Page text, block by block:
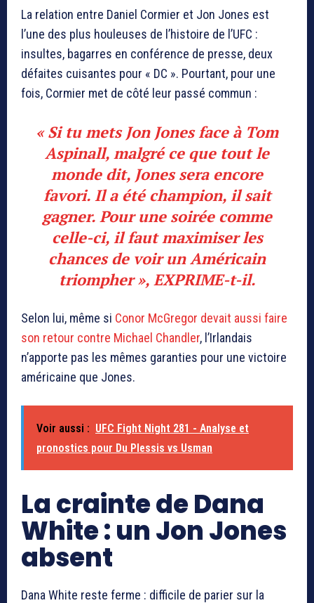
La relation entre Daniel Cormier et Jon Jones est
l’une des plus houleuses de l’histoire de l’UFC :
insultes, bagarres en conférence de presse, deux
défaites cuisantes pour « DC ». Pourtant, pour une
fois, Cormier met de côté leur passé commun :
« Si tu mets Jon Jones face à Tom
Aspinall, malgré ce que tout le
monde dit, Jones sera encore
favori. Il a été champion, il sait
gagner. Pour une soirée comme
celle-ci, il faut maximiser les
chances de voir un Américain
triompher », EXPRIME-t-il.
Selon lui, même si Conor McGregor devait aussi faire
son retour contre Michael Chandler, l’Irlandais
n’apporte pas les mêmes garanties pour une victoire
américaine que Jones.
Voir aussi : UFC Fight Night 281 - Analyse et
pronostics pour Du Plessis vs Usman
La crainte de Dana
White : un Jon Jones
absent
Dana White reste ferme : difficile de parier sur la